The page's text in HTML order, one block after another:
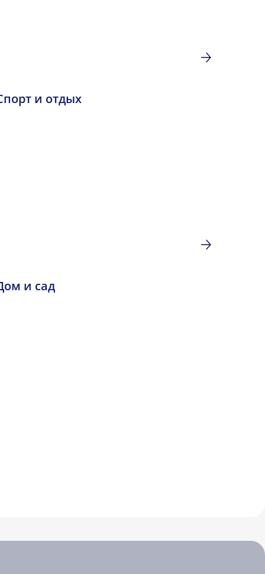
и отдых
и сад